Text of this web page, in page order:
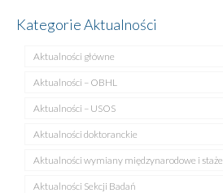
Kategorie Aktualności
Aktualności główne
Aktualności – OBHL
Aktualności – USOS
Aktualności doktoranckie
Aktualności wymiany międzynarodowe i staże
Aktualności Sekcji Badań